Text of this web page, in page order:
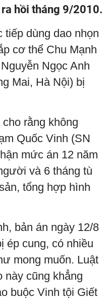
hồi tháng 9/2010.
dùng dao nhọn
cơ thể Chu Mạnh
Ngọc Anh
Mai, Hà Nội) bị
rằng không
Quốc Vinh (SN
mức án 12 năm
và 6 tháng tù
tổng hợp hình
bản án ngày 12/8
ép cung, có nhiều
mong muốn. Luật
này cũng khẳng
buộc Vinh tội Giết